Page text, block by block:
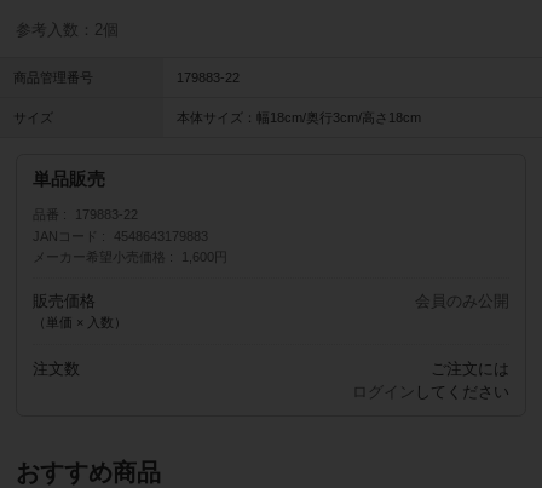
参考入数：2個
商品管理番号 179883-22
サイズ 本体サイズ：幅18cm/奥行3cm/高さ18cm
単品販売
品番
179883-22
JANコード
4548643179883
メーカー希望小売価格
1,600円
販売価格
（単価 × 入数）
会員のみ公開
注文数
ご注文には
ログイン してください
おすすめ商品